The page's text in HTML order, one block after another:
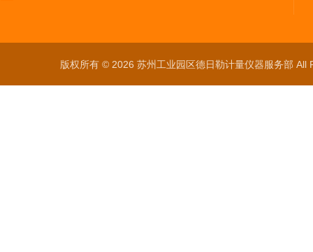
版权所有 © 2026 苏州工业园区德日勒计量仪器服务部